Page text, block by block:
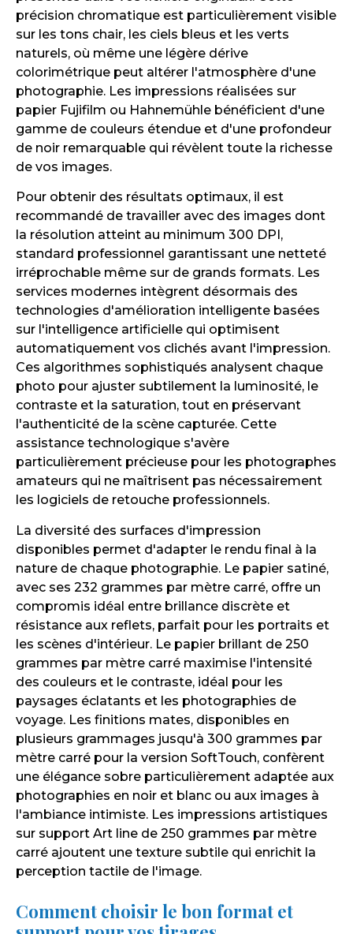
précision chromatique est particulièrement visible
sur les tons chair, les ciels bleus et les verts
naturels, où même une légère dérive
colorimétrique peut altérer l'atmosphère d'une
photographie. Les impressions réalisées sur
papier Fujifilm ou Hahnemühle bénéficient d'une
gamme de couleurs étendue et d'une profondeur
de noir remarquable qui révèlent toute la richesse
de vos images.
Pour obtenir des résultats optimaux, il est
recommandé de travailler avec des images dont
la résolution atteint au minimum 300 DPI,
standard professionnel garantissant une netteté
irréprochable même sur de grands formats. Les
services modernes intègrent désormais des
technologies d'amélioration intelligente basées
sur l'intelligence artificielle qui optimisent
automatiquement vos clichés avant l'impression.
Ces algorithmes sophistiqués analysent chaque
photo pour ajuster subtilement la luminosité, le
contraste et la saturation, tout en préservant
l'authenticité de la scène capturée. Cette
assistance technologique s'avère
particulièrement précieuse pour les photographes
amateurs qui ne maîtrisent pas nécessairement
les logiciels de retouche professionnels.
La diversité des surfaces d'impression
disponibles permet d'adapter le rendu final à la
nature de chaque photographie. Le papier satiné,
avec ses 232 grammes par mètre carré, offre un
compromis idéal entre brillance discrète et
résistance aux reflets, parfait pour les portraits et
les scènes d'intérieur. Le papier brillant de 250
grammes par mètre carré maximise l'intensité
des couleurs et le contraste, idéal pour les
paysages éclatants et les photographies de
voyage. Les finitions mates, disponibles en
plusieurs grammages jusqu'à 300 grammes par
mètre carré pour la version SoftTouch, confèrent
une élégance sobre particulièrement adaptée aux
photographies en noir et blanc ou aux images à
l'ambiance intimiste. Les impressions artistiques
sur support Art line de 250 grammes par mètre
carré ajoutent une texture subtile qui enrichit la
perception tactile de l'image.
Comment choisir le bon format et